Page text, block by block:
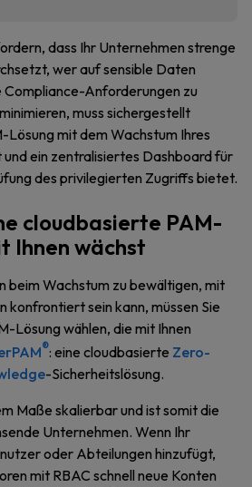
dass Ihr Unternehmen strenge
wer auf sensible Daten
Compliance-Anforderungen zu
muss sichergestellt
Lösung mit dem Wachstum Ihres
ein zentralisiertes Dashboard für
des privilegierten Zugriffs bietet.
cloudbasierte PAM-
Ihnen wächst
beim Wachstum zu bewältigen, mit
konfrontiert sein kann, müssen Sie
Lösung wählen, die mit Ihnen
®: eine cloudbasierte Zero-
-Sicherheitslösung.
Maße skalierbar und ist somit die
Unternehmen. Wenn Ihr
oder Abteilungen hinzufügt,
mit RBAC schnell neue Konten